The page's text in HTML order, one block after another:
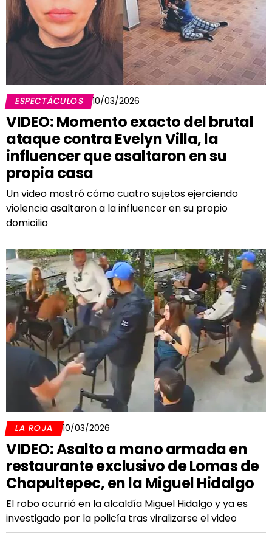
ESPECTÁCULOS 10/03/2026
VIDEO: Momento exacto del brutal
ataque contra Evelyn Villa, la
influencer que asaltaron en su
propia casa
Un video mostró cómo cuatro sujetos ejerciendo
violencia asaltaron a la influencer en su propio
domicilio
LA ROJA 10/03/2026
VIDEO: Asalto a mano armada en
restaurante exclusivo de Lomas de
Chapultepec, en la Miguel Hidalgo
El robo ocurrió en la alcaldía Miguel Hidalgo y ya es
investigado por la policía tras viralizarse el video